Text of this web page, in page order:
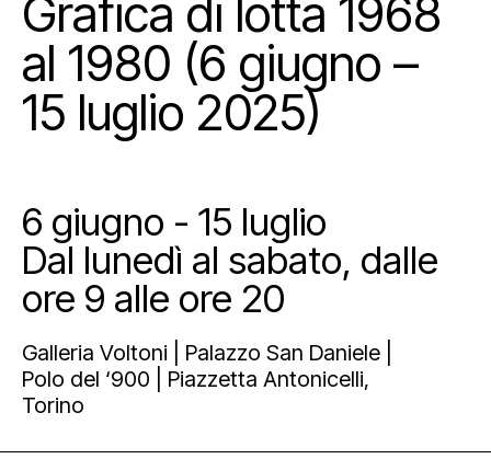
Grafica di lotta 1968
al 1980 (6 giugno –
15 luglio 2025)
6 giugno - 15 luglio
Dal lunedì al sabato, dalle
ore 9 alle ore 20
Galleria Voltoni | Palazzo San Daniele |
Polo del ‘900 | Piazzetta Antonicelli,
Torino